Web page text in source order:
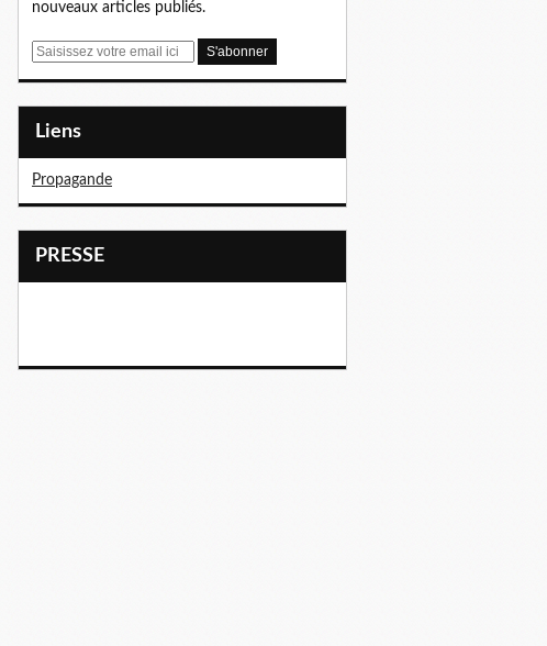
nouveaux articles publiés.
E
Liens
Propagande
PRESSE